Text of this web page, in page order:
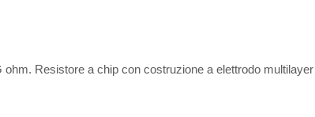
Resistore a chip con costruzione a elettrodo multilayer